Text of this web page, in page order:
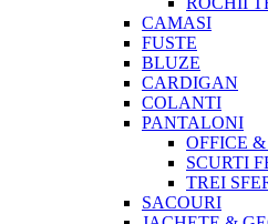
CAMASI
FUSTE
BLUZE
CARDIGAN
COLANTI
PANTALONI
OFFICE
SCURTI
TREI
SACOURI